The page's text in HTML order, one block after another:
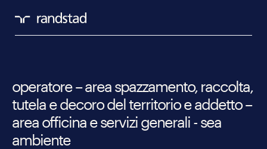
​operatore – area spazzamento, raccolta,
tutela e decoro del territorio e addetto –
area officina e servizi generali - sea
ambiente